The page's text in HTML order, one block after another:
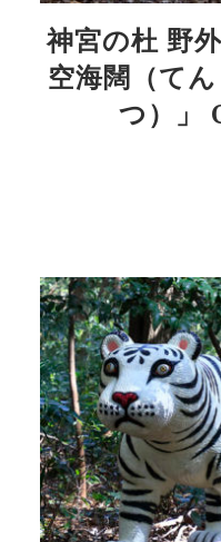
神宮の杜 野
空海闊（て
つ）」